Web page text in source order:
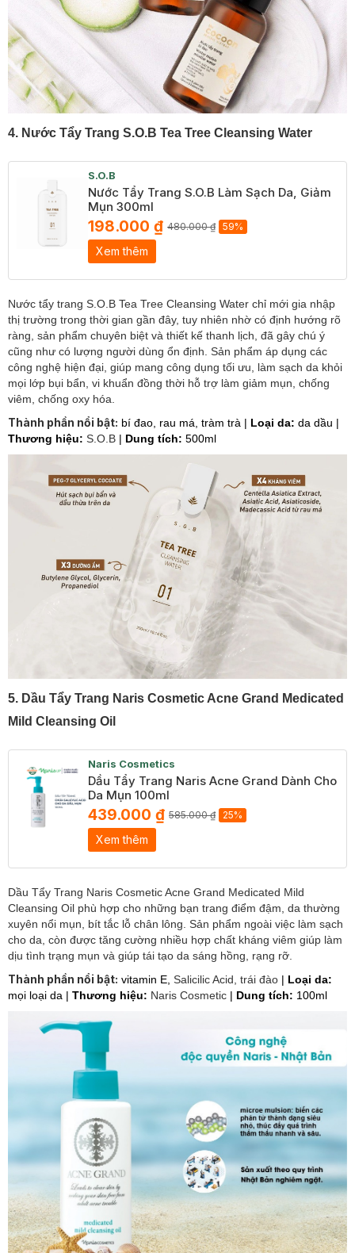
4. Nước Tẩy Trang S.O.B Tea Tree Cleansing Water
S.O.B
Nước Tẩy Trang S.O.B Làm Sạch Da, Giảm
Mụn 300ml
198.000 ₫ 480.000 ₫ 59%
Xem thêm
Nước tẩy trang S.O.B Tea Tree Cleansing Water chỉ mới gia nhập
thị trường trong thời gian gần đây, tuy nhiên nhờ có định hướng rõ
ràng, sản phẩm chuyên biệt và thiết kế thanh lịch, đã gây chú ý
cũng như có lượng người dùng ổn định. Sản phẩm áp dụng các
công nghệ hiện đại, giúp mang công dụng tối ưu, làm sạch da khỏi
mọi lớp bụi bẩn, vi khuẩn đồng thời hỗ trợ làm giảm mụn, chống
viêm, chống oxy hóa.
Thành phần nổi bật: bí đao, rau má, tràm trà | Loại da: da dầu |
Thương hiệu: S.O.B | Dung tích: 500ml
5. Dầu Tẩy Trang Naris Cosmetic Acne Grand Medicated
Mild Cleansing Oil
Naris Cosmetics
Dầu Tẩy Trang Naris Acne Grand Dành Cho
Da Mụn 100ml
439.000 ₫ 585.000 ₫ 25%
Xem thêm
Dầu Tẩy Trang Naris Cosmetic Acne Grand Medicated Mild
Cleansing Oil phù hợp cho những bạn trang điểm đậm, da thường
xuyên nổi mụn, bít tắc lỗ chân lông. Sản phẩm ngoài việc làm sạch
cho da, còn được tăng cường nhiều hợp chất kháng viêm giúp làm
dịu tình trạng mụn và giúp tái tạo da sáng hồng, rạng rỡ.
Thành phần nổi bật: vitamin E, Salicilic Acid, trái đào | Loại da:
mọi loại da | Thương hiệu: Naris Cosmetic | Dung tích: 100ml